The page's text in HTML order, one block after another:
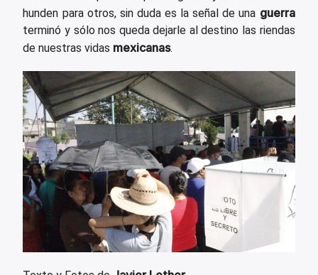
hunden para otros, sin duda es la señal de una guerra
terminó y sólo nos queda dejarle al destino las riendas
de nuestras vidas mexicanas.